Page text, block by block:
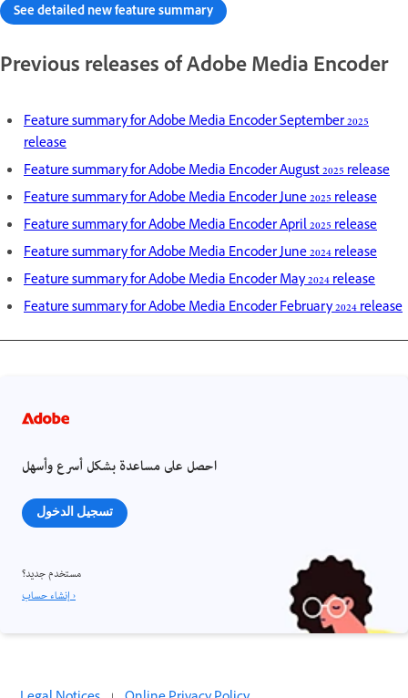
See detailed new feature summary
Previous releases of Adobe Media Encoder
Feature summary for Adobe Media Encoder September 2025
release
Feature summary for Adobe Media Encoder August 2025 release
Feature summary for Adobe Media Encoder June 2025 release
Feature summary for Adobe Media Encoder April 2025 release
Feature summary for Adobe Media Encoder June 2024 release
Feature summary for Adobe Media Encoder May 2024 release
Feature summary for Adobe Media Encoder February 2024 release
احصل على مساعدة بشكل أسرع وأسهل
تسجيل الدخول
مستخدم جديد؟
إنشاء حساب ›